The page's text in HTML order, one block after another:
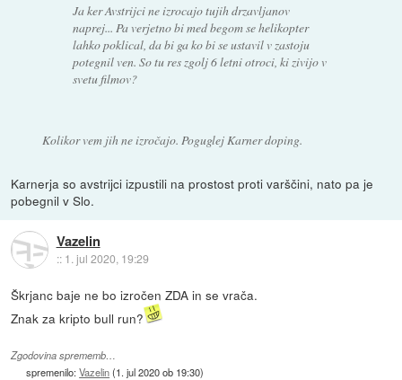
Ja ker Avstrijci ne izrocajo tujih drzavljanov
naprej... Pa verjetno bi med begom se helikopter
lahko poklical, da bi ga ko bi se ustavil v zastoju
potegnil ven. So tu res zgolj 6 letni otroci, ki zivijo v
svetu filmov?
Kolikor vem jih ne izročajo. Poguglej Karner doping.
Karnerja so avstrijci izpustili na prostost proti varščini, nato pa je
pobegnil v Slo.
Vazelin
:: 1. jul 2020, 19:29
Škrjanc baje ne bo izročen ZDA in se vrača.
Znak za kripto bull run?
Zgodovina sprememb…
spremenilo:Vazelin(1. jul 2020 ob 19:30)